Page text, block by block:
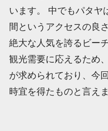
います。 中でもパタヤ
間というアクセスの良
絶大な人気を誇るビー
観光需要に応えるため
が求められており、今
時宜を得たものと言えま